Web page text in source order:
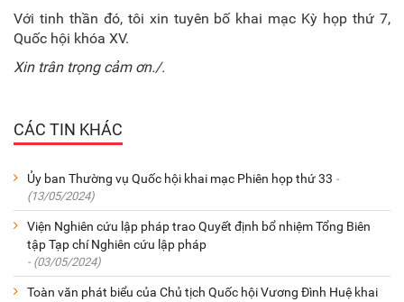
Với tinh thần đó, tôi xin tuyên bố khai mạc Kỳ họp thứ 7,
Quốc hội khóa XV.
Xin trân trọng cảm ơn./.
CÁC TIN KHÁC
Ủy ban Thường vụ Quốc hội khai mạc Phiên họp thứ 33 -
(13/05/2024)
Viện Nghiên cứu lập pháp trao Quyết định bổ nhiệm Tổng Biên
tập Tạp chí Nghiên cứu lập pháp
- (03/05/2024)
Toàn văn phát biểu của Chủ tịch Quốc hội Vương Đình Huệ khai